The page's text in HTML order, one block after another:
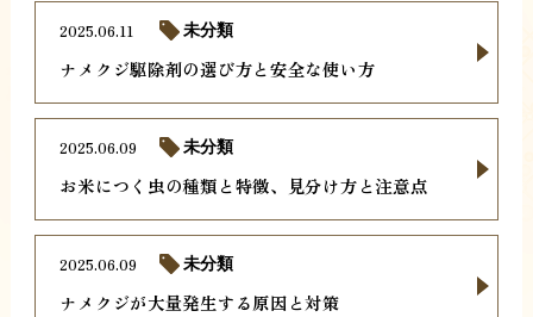
ナメクジ駆除剤の選び方と安全な使い方
2025.06.11 未分類
お米につく虫の種類と特徴、見分け方と注意点
2025.06.09 未分類
ナメクジが大量発生する原因と対策
2025.06.09 未分類